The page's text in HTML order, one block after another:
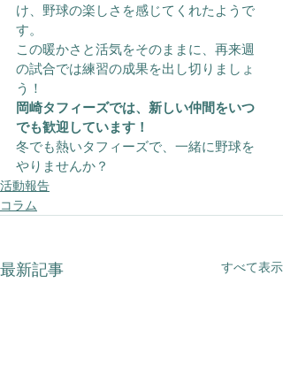
け、野球の楽しさを感じてくれたようで
す。
この暖かさと活気をそのままに、再来週
の試合では練習の成果を出し切りましょ
う！
岡崎タフィーズでは、新しい仲間をいつ
でも歓迎しています！
冬でも熱いタフィーズで、一緒に野球を
やりませんか？
活動報告
コラム
最新記事 すべて表示